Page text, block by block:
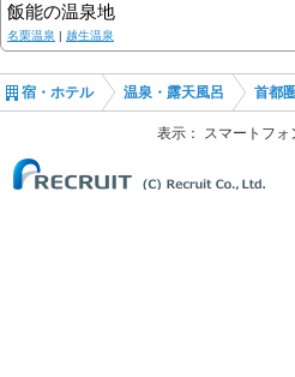
飯能の温泉地
名栗温泉 | 越生温泉
宿・ホテル 温泉・露天風呂 首都圏
表示： スマートフォ